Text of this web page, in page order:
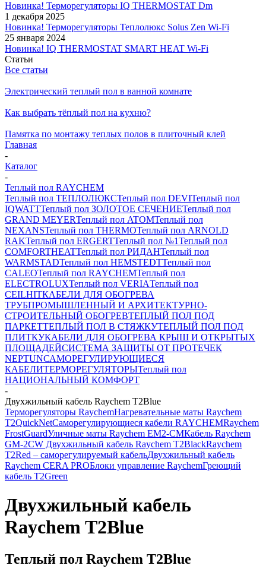
Новинка! Терморегуляторы IQ THERMOSTAT Dm
1 декабря 2025
Новинка! Терморегуляторы Теплолюкс Solus Zen Wi-Fi
25 января 2024
Новинка! IQ THERMOSTAT SMART HEAT Wi-Fi
Статьи
Все статьи
Электрический теплый пол в ванной комнате
Как выбрать тёплый пол на кухню?
Памятка по монтажу теплых полов в плиточный клей
Главная
-
Каталог
-
Теплый пол RAYCHEM
Теплый пол ТЕПЛОЛЮКСТеплый пол DEVIТеплый пол
IQWATTТеплый пол ЗОЛОТОЕ СЕЧЕНИЕТеплый пол
GRAND MEYERТеплый пол ATOMТеплый пол
NEXANSТеплый пол THERMOТеплый пол ARNOLD
RAKТеплый пол ERGERTТеплый пол №1Теплый пол
COMFORTHEATТеплый пол РИДАНТеплый пол
WARMSTADТеплый пол HEMSTEDTТеплый пол
CALEOТеплый пол RAYCHEMТеплый пол
ELECTROLUXТеплый пол VERIAТеплый пол
CEILHITКАБЕЛИ ДЛЯ ОБОГРЕВА
ТРУБПРОМЫШЛЕННЫЙ И АРХИТЕКТУРНО-
СТРОИТЕЛЬНЫЙ ОБОГРЕВТЕПЛЫЙ ПОЛ ПОД
ПАРКЕТТЕПЛЫЙ ПОЛ В СТЯЖКУТЕПЛЫЙ ПОЛ ПОД
ПЛИТКУКАБЕЛИ ДЛЯ ОБОГРЕВА КРЫШ И ОТКРЫТЫХ
ПЛОЩАДЕЙСИСТЕМА ЗАЩИТЫ ОТ ПРОТЕЧЕК
NEPTUNСАМОРЕГУЛИРУЮЩИЕСЯ
КАБЕЛИТЕРМОРЕГУЛЯТОРЫТеплый пол
НАЦИОНАЛЬНЫЙ КОМФОРТ
-
Двухжильный кабель Raychem T2Blue
Терморегуляторы RaychemНагревательные маты Raychem
T2QuickNetСаморегулирующиеся кабели RAYCHEMRaychem
FrostGuardУличные маты Raychem EM2-CMКабель Raychem
GM-2CW Двухжильный кабель Raychem T2BlackRaychem
T2Red – саморегулируемый кабельДвухжильный кабель
Raychem CERA PROБлоки управление RaychemГреющий
кабель T2Green
Двухжильный кабель
Raychem T2Blue
Теплый пол Raychem T2Blue